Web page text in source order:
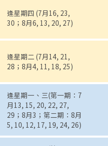
逢星期四 (7月16, 23,
30；8月6, 13, 20, 27)
逢星期二 (7月14, 21,
28；8月4, 11, 18, 25)
逢星期一、三(第一期：7
月13, 15, 20, 22, 27,
29；8月3；第二期：8月
5, 10, 12, 17, 19, 24, 26)